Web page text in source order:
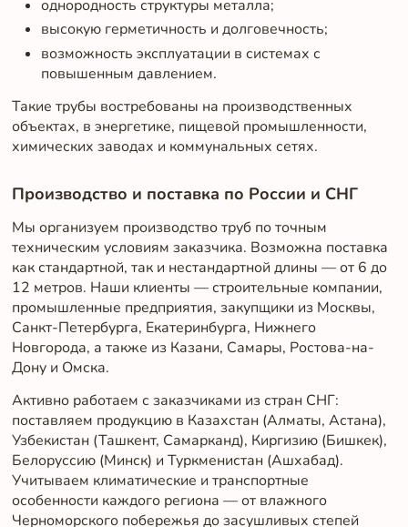
однородность структуры металла;
высокую герметичность и долговечность;
возможность эксплуатации в системах с
повышенным давлением.
Такие трубы востребованы на производственных
объектах, в энергетике, пищевой промышленности,
химических заводах и коммунальных сетях.
Производство и поставка по России и СНГ
Мы организуем производство труб по точным
техническим условиям заказчика. Возможна поставка
как стандартной, так и нестандартной длины — от 6 до
12 метров. Наши клиенты — строительные компании,
промышленные предприятия, закупщики из Москвы,
Санкт-Петербурга, Екатеринбурга, Нижнего
Новгорода, а также из Казани, Самары, Ростова-на-
Дону и Омска.
Активно работаем с заказчиками из стран СНГ:
поставляем продукцию в Казахстан (Алматы, Астана),
Узбекистан (Ташкент, Самарканд), Киргизию (Бишкек),
Белоруссию (Минск) и Туркменистан (Ашхабад).
Учитываем климатические и транспортные
особенности каждого региона — от влажного
Черноморского побережья до засушливых степей